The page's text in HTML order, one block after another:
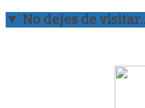
▼ No dejes de